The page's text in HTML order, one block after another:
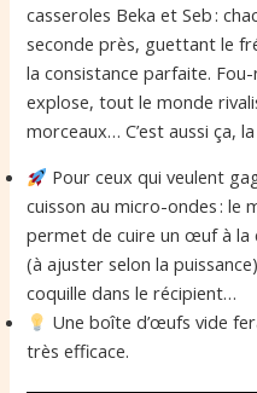
casseroles Beka et Seb :
seconde près, guettant le
la consistance parfaite.
explose, tout le monde
morceaux… C’est aussi ça,
Pour ceux qui veulent
cuisson au micro-ondes : le
permet de cuire un œuf à la
(à ajuster selon la
coquille dans le récipient…
Une boîte d’œufs vide
très efficace.